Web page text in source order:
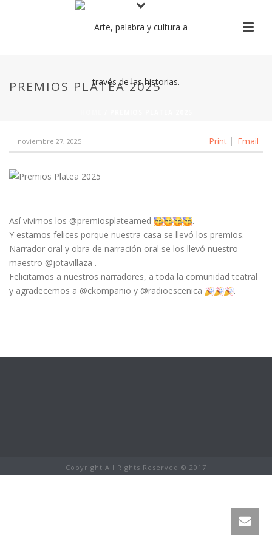
PREMIOS PLATEA 2025
Print Email
noviembre 27, 2025
Así vivimos los @premiosplateamed
.
Y estamos felices porque nuestra casa se llevó los premios.
Narrador oral y obra de narración oral se los llevó nuestro
maestro @jotavillaza .
Felicitamos a nuestros narradores, a toda la comunidad teatral
y agradecemos a @ckompanio y @radioescenica
.
Copyright All Rights Reserved © 2017